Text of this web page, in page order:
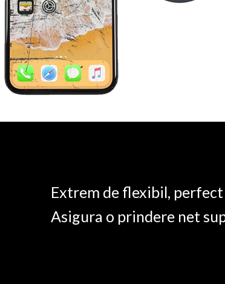
Extrem de flexibil,
Asigura o prindere net